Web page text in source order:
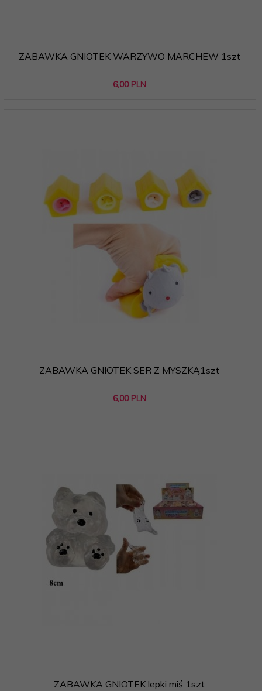
ZABAWKA GNIOTEK WARZYWO MARCHEW 1szt
6,00 PLN
ZABAWKA GNIOTEK SER Z MYSZKĄ1szt
6,00 PLN
ZABAWKA GNIOTEK lepki miś 1szt